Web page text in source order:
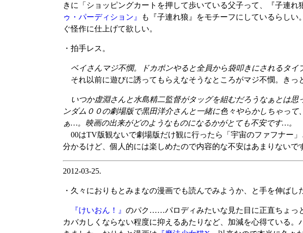
きに「ショッピングカートを押して歩いている父子って、『子連
ゥ・パーディション』
も『子連れ狼』をモチーフにしているらし
ぐ怪作に仕上げて欲しい。
・拍手レス。
ベイさんマジ不憫。ドカポンやると全員から袋叩きにされるタイ
それ以前に遊びに誘ってもらえなそうなところがマジ不憫。きっ
いつか虚淵さんと水島精二監督がタッグを組むだろうなぁとは
ンダム００の劇場版で黒田洋介さんと一緒に色々やらかしちゃっ
ぁ…。映画の出来がどのようなものになるかがとても不安です…。
00はTV版観ないで劇場版だけ観に行ったら「宇宙のファフナー
分かるけど、個人的には楽しめたので内容的な不安はあまりないで
2012-03-25.
・久々におりもとみまなの漫画でも読んでみようか、と手を伸ばし
『けいおん！』 のパク……パロディみたいな見た目に正直ちょっ
カバカしくならない程度に抑えるあたりなど、加減を心得ている